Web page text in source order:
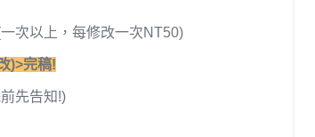
次以上，每修改一次NT50)
)>完稿!
先告知!)